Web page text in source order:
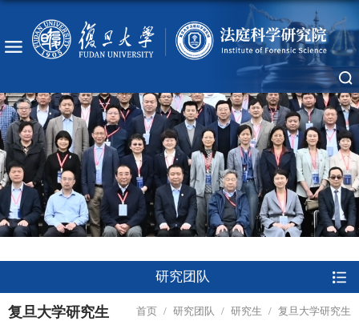
研究团队
首页 / 研究团队 / 研究生 / 复旦大学研究生
复旦大学研究生